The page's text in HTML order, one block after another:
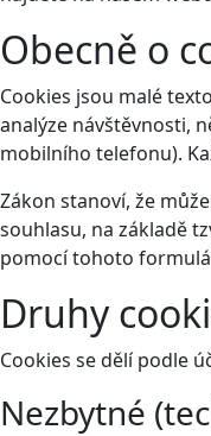
Obecně o
Cookies jsou malé
analýze návštěvnosti,
mobilního telefonu).
Zákon stanoví, že
souhlasu, na základě
pomocí tohoto
Druhy
Cookies se dělí podle
Nezbytné